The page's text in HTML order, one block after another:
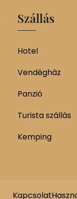
Szállás
Hotel
Vendégház
Panzió
Turista szállás
Kemping
Kapcsolat